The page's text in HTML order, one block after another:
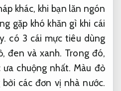
khác, khi bạn lăn ngón
gặp khó khăn gì khi cái
có 3 cái mực tiêu dùng
đen và xanh. Trong đó,
chuộng nhất. Màu đỏ
các đơn vị nhà nước.